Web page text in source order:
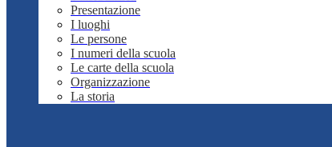
Presentazione
I luoghi
Le persone
I numeri della scuola
Le carte della scuola
Organizzazione
La storia